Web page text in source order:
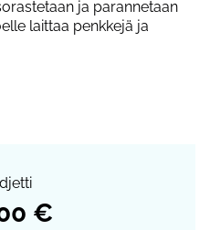
ja parannetaan
laittaa penkkejä ja
Kellokoski
€